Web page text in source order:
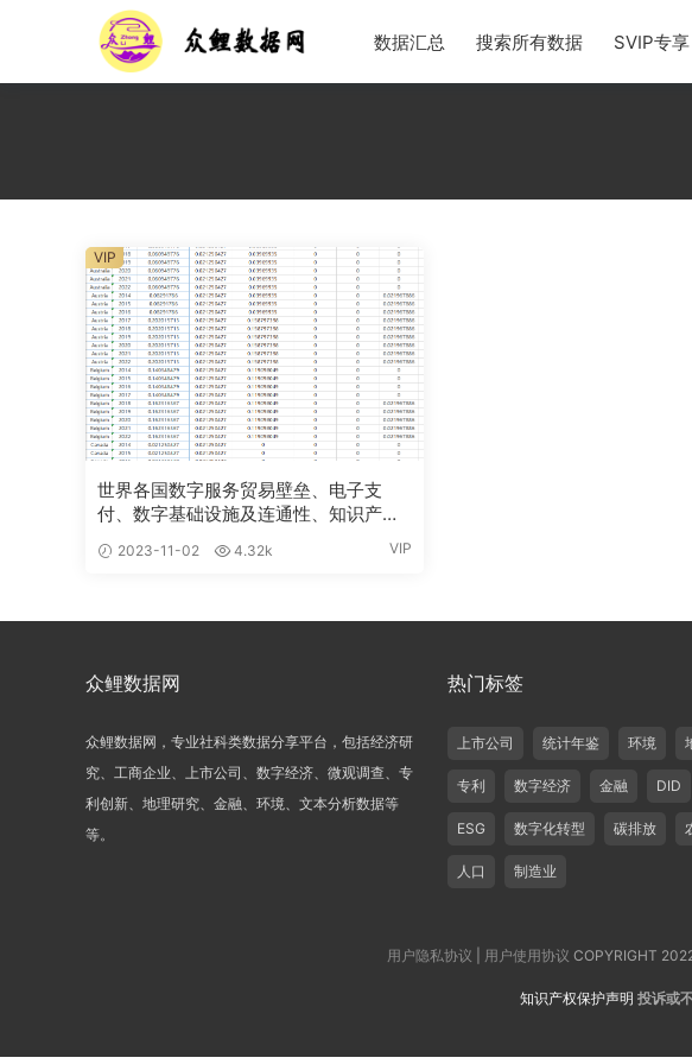
数据汇总 搜索所有数据 SVIP专享
世界各国数字服务贸易壁垒、电子支
付、数字基础设施及连通性、知识产权
2023-11-02 4.32k VIP
VIP
众鲤数据网
众鲤数据网，专业社科类数据分享平台，包括经济研
究、工商企业、上市公司、数字经济、微观调查、专
利创新、地理研究、金融、环境、文本分析数据等
等。
热门标签
上市公司 统计年鉴 环境
专利 数字经济 金融 DID
ESG 数字化转型 碳排放
人口 制造业
用户隐私协议 用户使用协议 COPYRIGHT
知识产权保护声明 投诉或